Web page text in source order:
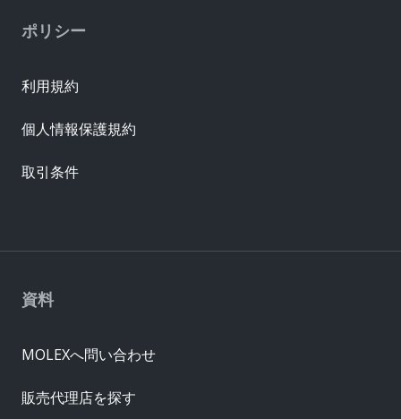
資料
MOLEXへ問い合わせ
販売代理店を探す
ポリシー
利用規約
個人情報保護規約
取引条件